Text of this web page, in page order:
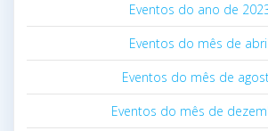
Eventos do ano de
Eventos do mês de abril
Eventos do mês de
Eventos do mês de